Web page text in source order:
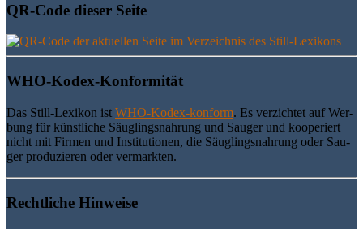
QR-Code die­ser Seite
WHO-Kodex-Kon­for­mi­tät
Das Still-Lexi­kon ist WHO-Kodex-kon­form. Es ver­zich­tet auf Wer­
bung für künst­li­che Säug­lings­nah­rung und Sau­ger und koope­riert
nicht mit Fir­men und Insti­tu­tio­nen, die Säug­lings­nah­rung oder Sau­
ger pro­du­zie­ren oder vermarkten.
Recht­li­che Hinweise